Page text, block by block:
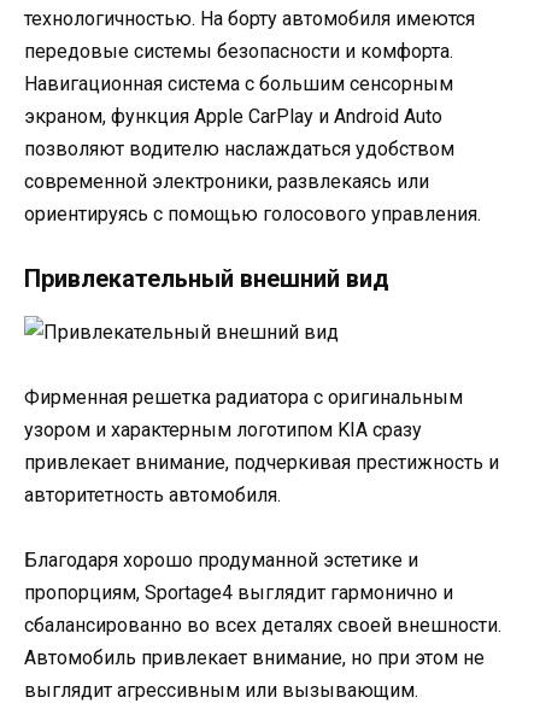
технологичностью. На борту автомобиля имеются
передовые системы безопасности и комфорта.
Навигационная система с большим сенсорным
экраном, функция Apple CarPlay и Android Auto
позволяют водителю наслаждаться удобством
современной электроники, развлекаясь или
ориентируясь с помощью голосового управления.
Привлекательный внешний вид
Фирменная решетка радиатора с оригинальным
узором и характерным логотипом KIA сразу
привлекает внимание, подчеркивая престижность и
авторитетность автомобиля.
Благодаря хорошо продуманной эстетике и
пропорциям, Sportage4 выглядит гармонично и
сбалансированно во всех деталях своей внешности.
Автомобиль привлекает внимание, но при этом не
выглядит агрессивным или вызывающим.